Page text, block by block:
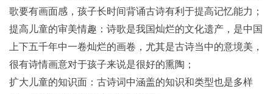
歌要有画面感，孩子长时间背诵古诗有利于提高记忆能力；
提高儿童的审美情趣：诗歌是我国灿烂的文化遗产，是中国
上下五千年中一卷灿烂的画卷，尤其是古诗当中的意境美，
很有诗情画意对于孩子来说是很好的熏陶；
扩大儿童的知识面：古诗词中涵盖的知识和类型也是多样